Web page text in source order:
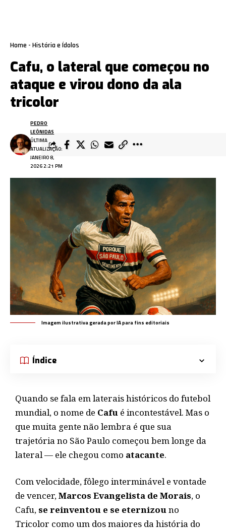
Home - História e Ídolos
Cafu, o lateral que começou no
ataque e virou dono da ala
tricolor
ÚLTIMA
ATUALIZAÇÃO:
JANEIRO 8,
2026 2:21 PM
PEDRO
LEÔNIDAS
Imagem ilustrativa gerada por IA para fins editoriais
Índice
Quando se fala em laterais históricos do futebol
mundial, o nome de Cafu é incontestável. Mas o
que muita gente não lembra é que sua
trajetória no São Paulo começou bem longe da
lateral — ele chegou como atacante.
Com velocidade, fôlego interminável e vontade
de vencer,Marcos Evangelista de Morais, o
Cafu, se reinventou e se eternizouno
Tricolor como um dos maiores da história do